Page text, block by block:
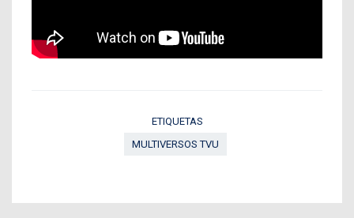
ETIQUETAS
MULTIVERSOS TVU